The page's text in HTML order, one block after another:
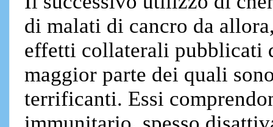
di malati di cancro da
effetti collaterali pubblicati
maggior parte dei quali
terrificanti. Essi